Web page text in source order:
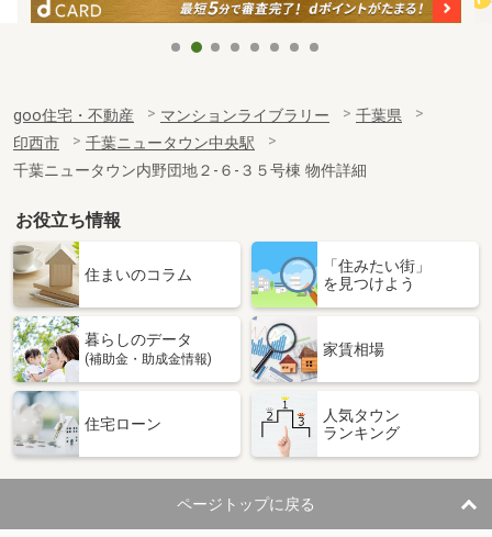
goo住宅・不動産 マンションライブラリー
千葉県
印西市
千葉ニュータウン中央駅
千葉ニュータウン内野団地２-６-３５号棟 物件詳細
お役立ち情報
住まいのコラム
「住みたい街」
を見つけよう
暮らしのデータ
(補助金・助成金情報)
家賃相場
住宅ローン
人気タウン
ランキング
ページトップに戻る